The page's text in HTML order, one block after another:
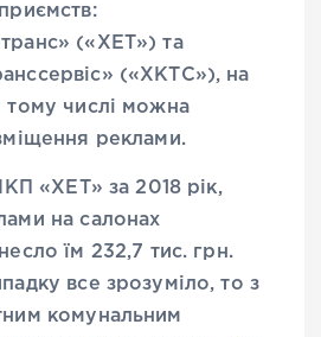
(«ХЕТ») та
(«ХКТС»), на
тому числі можна
реклами.
«ХЕТ» за 2018 рік,
на салонах
їм 232,7 тис. грн.
все зрозуміло, то з
комунальним